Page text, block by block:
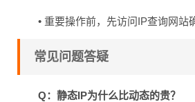
• 重要操作前，先访问IP查询网站
常见问题答疑
Q：静态IP为什么比动态的贵？